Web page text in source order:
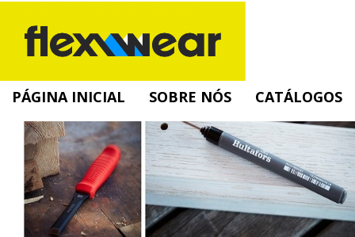
PÁGINA INICIAL SOBRE NÓS CATÁLOGOS